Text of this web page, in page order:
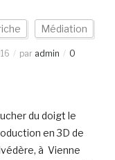
Médiation
par admin
0
du doigt le
en 3D de
à Vienne